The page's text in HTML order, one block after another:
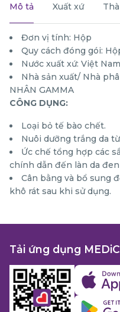
Mô tả Xuất xứ
Đơn vị tính: Hộp
Quy cách đóng gói:
Nước xuất xứ: Việt Nam
Nhà sản xuất/ Nhà
NHÂN GAMMA
CÔNG DỤNG:
Loại bỏ tế bào chết.
Nuôi dưỡng trắng da
Ức chế tổng hợp các
chính dẫn đến làn da đen
Cân bằng và bổ sung
khô rát sau khi sử dụng.
Tải ứng dụng